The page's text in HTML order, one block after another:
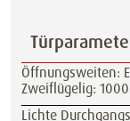
Öffnungsweiten:
Zweiflügelig:
Lichte